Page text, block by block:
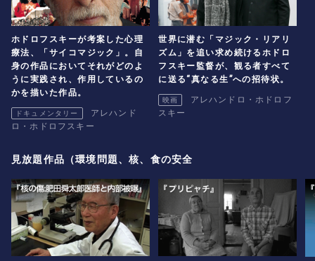
ホドロフスキーが考案した心理
療法、「サイコマジック」。自
身の作品においてそれがどのよ
うに実践され、作用しているの
かを描いた作品。
ドキュメンタリー
アレハンド
ロ・ホドロフスキー
世界に潜む「マジック・リアリ
ズム」を追い求め続けるホドロ
フスキー監督が、観る者すべて
に送る“真なる生”への招待状。
映画
アレハンドロ・ホドロフ
スキー
見放題作品（環境問題、核、食の安全